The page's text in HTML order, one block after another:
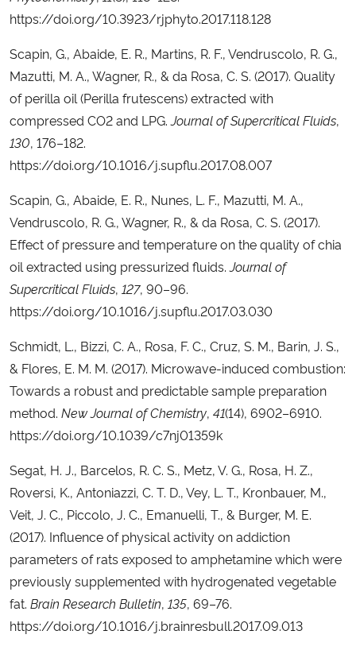
https://doi.org/10.3923/rjphyto.2017.118.128
Scapin, G., Abaide, E. R., Martins, R. F., Vendruscolo, R. G.,
Mazutti, M. A., Wagner, R., & da Rosa, C. S. (2017). Quality
of perilla oil (Perilla frutescens) extracted with
compressed CO2 and LPG.Journal of Supercritical Fluids,
130, 176–182.
https://doi.org/10.1016/j.supflu.2017.08.007
Scapin, G., Abaide, E. R., Nunes, L. F., Mazutti, M. A.,
Vendruscolo, R. G., Wagner, R., & da Rosa, C. S. (2017).
Effect of pressure and temperature on the quality of chia
oil extracted using pressurized fluids.Journal of
Supercritical Fluids, 127, 90–96.
https://doi.org/10.1016/j.supflu.2017.03.030
Schmidt, L., Bizzi, C. A., Rosa, F. C., Cruz, S. M., Barin, J. S.,
& Flores, E. M. M. (2017). Microwave-induced combustion:
Towards a robust and predictable sample preparation
method. New Journal of Chemistry, 41(14), 6902–6910.
https://doi.org/10.1039/c7nj01359k
Segat, H. J., Barcelos, R. C. S., Metz, V. G., Rosa, H. Z.,
Roversi, K., Antoniazzi, C. T. D., Vey, L. T., Kronbauer, M.,
Veit, J. C., Piccolo, J. C., Emanuelli, T., & Burger, M. E.
(2017). Influence of physical activity on addiction
parameters of rats exposed to amphetamine which were
previously supplemented with hydrogenated vegetable
fat. Brain Research Bulletin, 135, 69–76.
https://doi.org/10.1016/j.brainresbull.2017.09.013